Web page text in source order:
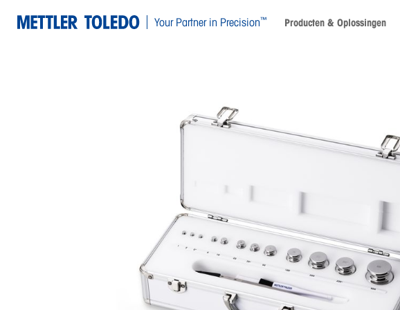
Your Partner in Precision™ Producten & Oplossingen